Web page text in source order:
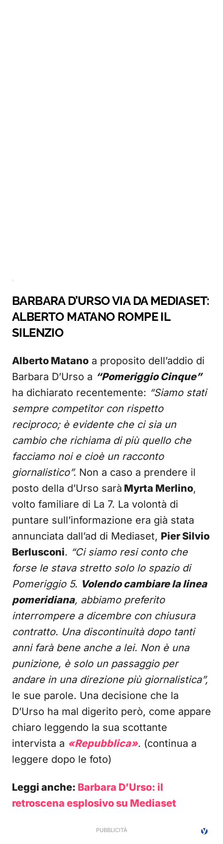
BARBARA D’URSO VIA DA MEDIASET:
ALBERTO MATANO ROMPE IL
SILENZIO
Alberto Matano a proposito dell’addio di
Barbara D’Urso a “Pomeriggio Cinque”
ha dichiarato recentemente: “Siamo stati
sempre competitor con rispetto
reciproco; è evidente che ci sia un
cambio che richiama di più quello che
facciamo noi e cioè un racconto
giornalistico”. Non a caso a prendere il
posto della d’Urso sarà Myrta Merlino,
volto familiare di La 7. La volontà di
puntare sull’informazione era già stata
annunciata dall’ad di Mediaset, Pier Silvio
Berlusconi. “Ci siamo resi conto che
forse le stava stretto solo lo spazio di
Pomeriggio 5. Volendo cambiare la linea
pomeridiana, abbiamo preferito
interrompere a dicembre con chiusura
contratto. Una discontinuità dopo tanti
anni farà bene anche a lei. Non è una
punizione, è solo un passaggio per
andare in una direzione più giornalistica”,
le sue parole. Una decisione che la
D’Urso ha mal digerito però, come appare
chiaro leggendo la sua scottante
intervista a «Repubblica». (continua a
leggere dopo le foto)
Leggi anche: Barbara D’Urso: il
retroscena esplosivo su Mediaset